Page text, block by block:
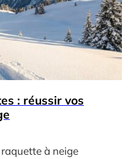
: réussir vos
à neige